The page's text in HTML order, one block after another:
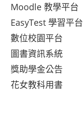
Moodle 教學平台
EasyTest 學習平台
數位校園平台
圖書資訊系統
獎助學金公告
花女教科用書